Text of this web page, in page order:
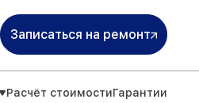
Записаться на ремонт
Расчёт стоимостиГарантии